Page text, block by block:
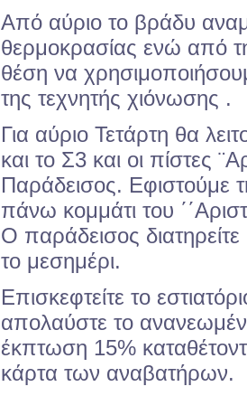
Από αύριο το βράδυ
θερμοκρασίας ενώ από
θέση να
της τεχνητής χιόνωσης .
Για αύριο Τετάρτη θα
και το Σ3 και οι πίστες
Παράδεισος. Εφιστούμε
πάνω κομμάτι του
Ο παράδεισος
το μεσημέρι.
Επισκεφτείτε το
απολαύστε το
έκπτωση 15%
κάρτα των αναβατήρων.